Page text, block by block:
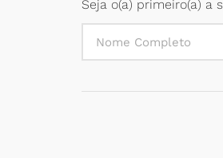
Seja o(a) primeiro(a) a